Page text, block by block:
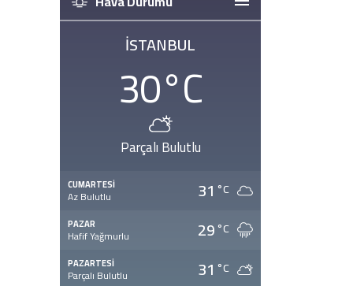
İSTANBUL
30°C
Parçalı Bulutlu
CUMARTESI
Az Bulutlu 31 °C
PAZAR
Hafif Yağmurlu 29°C
PAZARTESI
Parçalı Bulutlu 31 °C